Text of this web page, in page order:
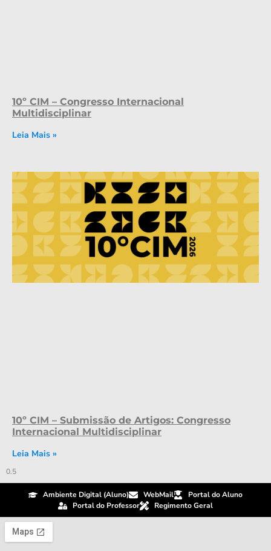
10º CIM – Congresso Internacional
Multidisciplinar
Leia Mais »
10º CIM – Submissão de Artigos: Congresso
Internacional Multidisciplinar
Leia Mais »
Ambiente Digital (Aluno) WebMail
Portal do Aluno
Portal do Professor
Regimento Geral